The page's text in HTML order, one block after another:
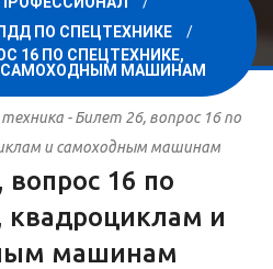
ПО СПЕЦТЕХНИКЕ
16 ПО СПЕЦТЕХНИКЕ,
САМОХОДНЫМ МАШИНАМ
- Билет 26, вопрос 16 по
и самоходным машинам
вопрос 16 по
квадроциклам и
машинам